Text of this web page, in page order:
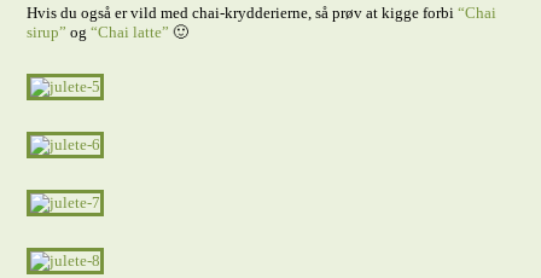
Hvis du også er vild med chai-krydderierne, så prøv at kigge forbi“Chai
sirup” og“Chai latte” 🙂